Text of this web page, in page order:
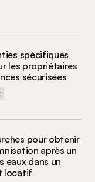
spécifiques
les propriétaires
sécurisées
pour obtenir
après un
eaux dans un
locatif